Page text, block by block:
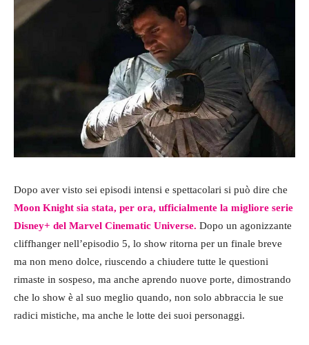
Dopo aver visto sei episodi intensi e spettacolari si può dire che
Moon Knight sia stata, per ora, ufficialmente la migliore serie
Disney+ del Marvel Cinematic Universe. Dopo un agonizzante
cliffhanger nell’episodio 5, lo show ritorna per un finale breve
ma non meno dolce, riuscendo a chiudere tutte le questioni
rimaste in sospeso, ma anche aprendo nuove porte, dimostrando
che lo show è al suo meglio quando, non solo abbraccia le sue
radici mistiche, ma anche le lotte dei suoi personaggi.